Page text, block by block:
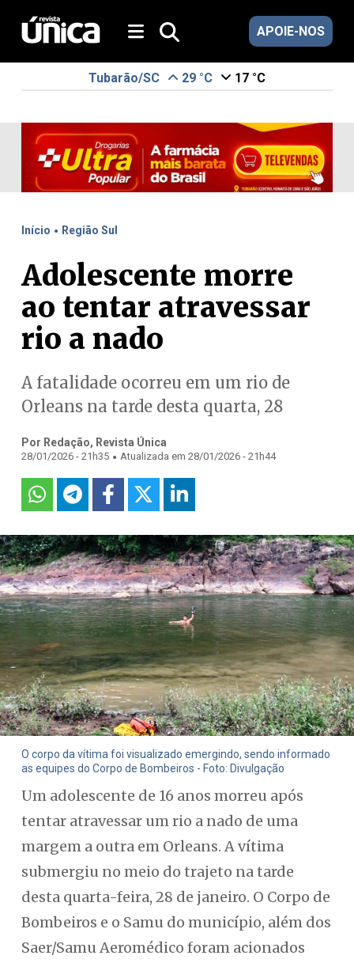
APOIE-NOS
Tubarão/SC 29 °C 17 °C
Início . Região Sul
Adolescente morre
ao tentar atravessar
rio a nado
A fatalidade ocorreu em um rio de
Orleans na tarde desta quarta, 28
Por Redação, Revista Única
28/01/2026 - 21h35 . Atualizada em 28/01/2026 - 21h44
O corpo da vítima foi visualizado emergindo, sendo informado
as equipes do Corpo de Bombeiros - Foto: Divulgação
Um adolescente de 16 anos morreu após
tentar atravessar um rio a nado de uma
margem a outra em Orleans. A vítima
submergiu no meio do trajeto na tarde
desta quarta-feira, 28 de janeiro. O Corpo de
Bombeiros e o Samu do município, além dos
Saer/Samu Aeromédico foram acionados